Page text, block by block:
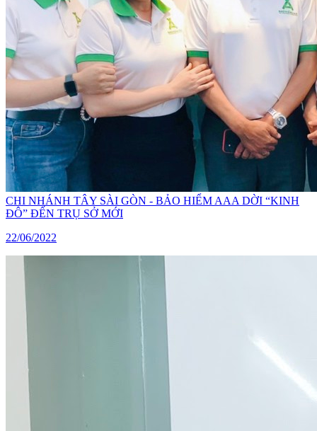
CHI NHÁNH TÂY SÀI GÒN - BẢO HIỂM AAA DỜI “KINH
ĐÔ” ĐẾN TRỤ SỞ MỚI
22/06/2022